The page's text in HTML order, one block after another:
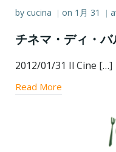
by cucina | on 1月 31 |
チネマ・ディ・
2012/01/31 Il Cine […]
Read More